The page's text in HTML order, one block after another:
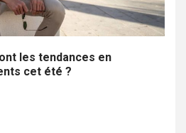
les tendances en
cet été ?